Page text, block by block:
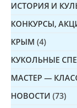
ИСТОРИЯ И
КОНКУРСЫ,
КРЫМ (4)
КУКОЛЬНЫЕ
МАСТЕР —
НОВОСТИ (73)